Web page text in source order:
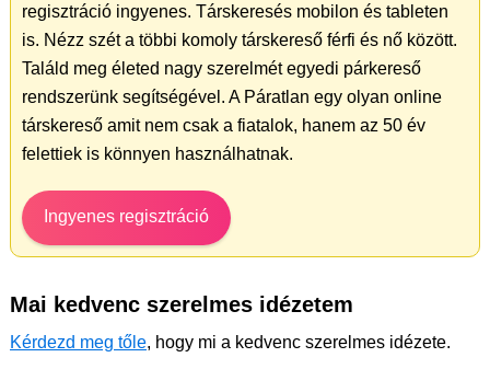
regisztráció ingyenes. Társkeresés mobilon és tableten
is. Nézz szét a többi komoly társkereső férfi és nő között.
Találd meg életed nagy szerelmét egyedi párkereső
rendszerünk segítségével. A Páratlan egy olyan online
társkereső amit nem csak a fiatalok, hanem az 50 év
felettiek is könnyen használhatnak.
Ingyenes regisztráció
Mai kedvenc szerelmes idézetem
Kérdezd meg tőle, hogy mi a kedvenc szerelmes idézete.